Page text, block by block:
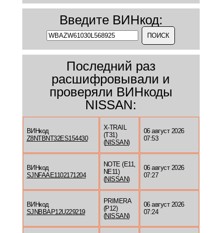
Введите ВИНкод:
Последний раз
расшифровывали и
проверяли ВИНкоды
NISSAN:
ВИНкод
Z8NTBNT32ES154430
X-TRAIL
(T31)
(NISSAN)
06 август 2026
07:53
ВИНкод
SJNFAAE1102171204
NOTE (E11,
NE11)
(NISSAN)
06 август 2026
07:27
ВИНкод
SJNBBAP12U229219
PRIMERA
(P12)
(NISSAN)
06 август 2026
07:24